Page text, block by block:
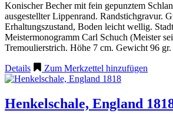
Konischer Becher mit fein gepunztem
ausgestellter Lippenrand. Randstichgravur.
Erhaltungszustand, Boden leicht wellig.
Meistermonogramm Carl Schuch (Meister
Tremoulierstrich. Höhe 7 cm. Gewicht 96 gr.
Details Zum Merkzettel hinzufügen
Henkelschale, England